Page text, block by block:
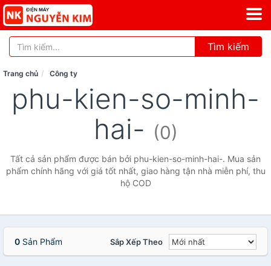
Tìm kiếm
Trang chủ Công ty
phu-kien-so-minh-
hai- (0)
Tất cả sản phẩm được bán bởi phu-kien-so-minh-hai-. Mua sản
phẩm chính hãng với giá tốt nhất, giao hàng tận nhà miễn phí, thu
hộ COD
0 Sản Phẩm Sắp Xếp Theo